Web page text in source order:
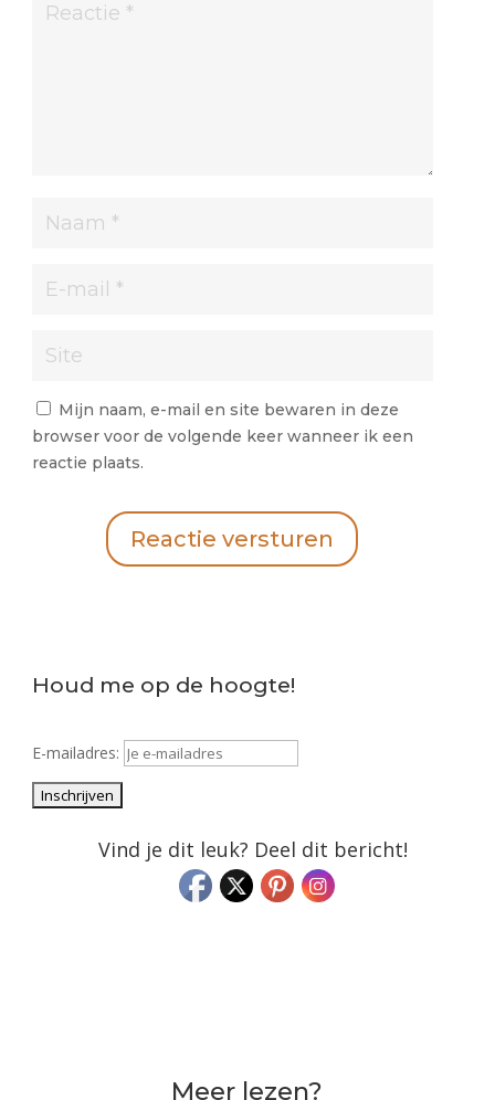
Mijn naam, e-mail en site bewaren in deze
browser voor de volgende keer wanneer ik een
reactie plaats.
Reactie versturen
Houd me op de hoogte!
E-mailadres:
Vind je dit leuk? Deel dit bericht!
Meer lezen?